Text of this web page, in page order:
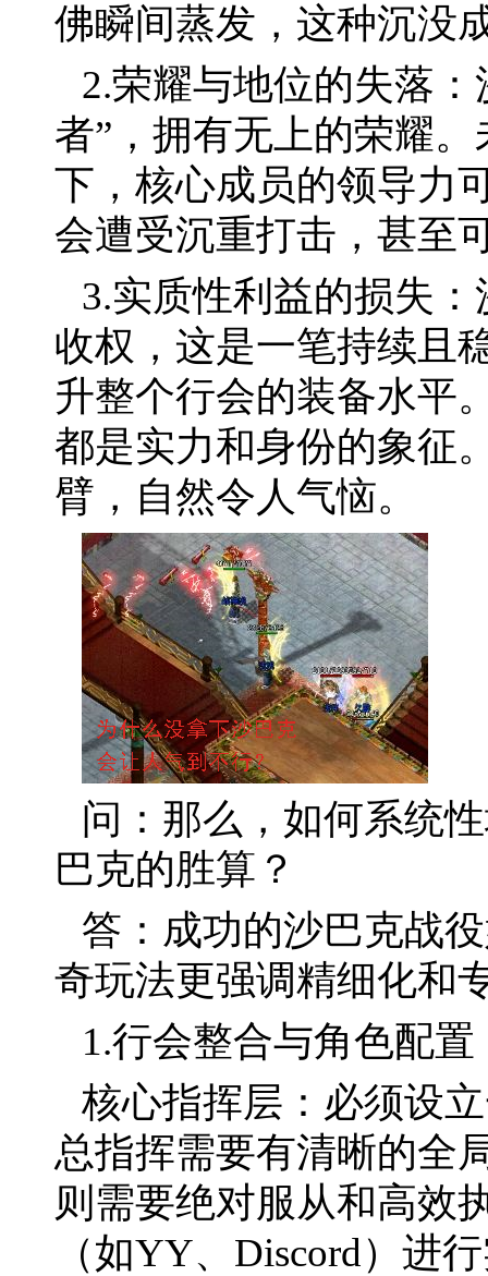
佛瞬间蒸发，这种沉没
2.荣耀与地位的失落
者”，拥有无上的荣耀
下，核心成员的领导力
会遭受沉重打击，甚至
3.实质性利益的损失
收权，这是一笔持续且
升整个行会的装备水平
都是实力和身份的象征
臂，自然令人气恼。
问：那么，如何系统
巴克的胜算？
答：成功的沙巴克战
奇玩法更强调精细化和
1.行会整合与角色配置
核心指挥层：必须设
总指挥需要有清晰的全
则需要绝对服从和高效
（如YY、Discord）进